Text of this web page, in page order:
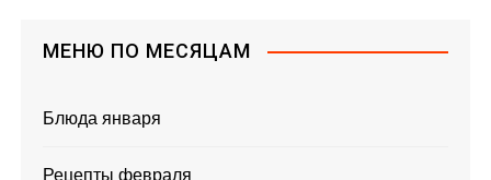
МЕНЮ ПО МЕСЯЦАМ
Блюда января
Рецепты февраля